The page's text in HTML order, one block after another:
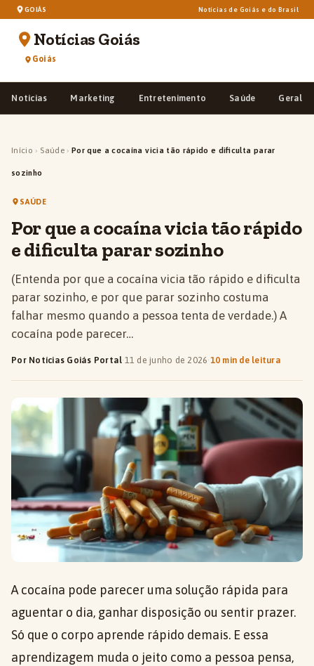
GOIÁS Notícias de Goiás e do Brasil
Notícias Goiás
Goiás
Notícias Marketing Entretenimento Saúde Geral
Início › Saúde › Por que a cocaína vicia tão rápido e dificulta parar
sozinho
SAÚDE
Por que a cocaína vicia tão rápido
e dificulta parar sozinho
(Entenda por que a cocaína vicia tão rápido e dificulta
parar sozinho, e por que parar sozinho costuma
falhar mesmo quando a pessoa tenta de verdade.) A
cocaína pode parecer…
Por Notícias Goiás Portal·11 de junho de 2026·10 min de leitura
A cocaína pode parecer uma solução rápida para
aguentar o dia, ganhar disposição ou sentir prazer.
Só que o corpo aprende rápido demais. E essa
aprendizagem muda o jeito como a pessoa pensa,